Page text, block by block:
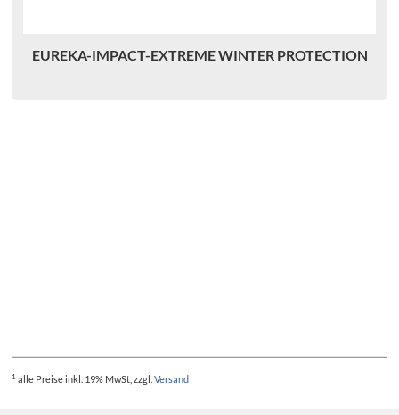
EUREKA-IMPACT-EXTREME WINTER PROTECTION
1 alle Preiseinkl. 19% MwSt, zzgl. Versand